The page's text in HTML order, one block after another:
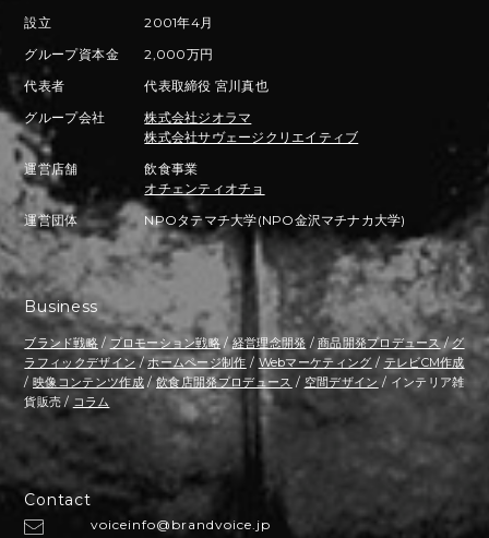
設立
2001年4月
グループ資本金
2,000万円
代表者
代表取締役 宮川真也
グループ会社
株式会社ジオラマ
株式会社サヴェージクリエイティブ
運営店舗
飲食事業
オチェンティオチョ
運営団体
NPOタテマチ大学(NPO金沢マチナカ大学)
Business
ブランド戦略/ プロモーション戦略 /経営理念開発 /商品開発プロデュース/グ
ラフィックデザイン /ホームページ制作 / Webマーケティング / テレビCM作成
/ 映像コンテンツ作成 /飲食店開発プロデュース / 空間デザイン / インテリア雑
貨販売 / コラム
Contact
voiceinfo@brandvoice.jp